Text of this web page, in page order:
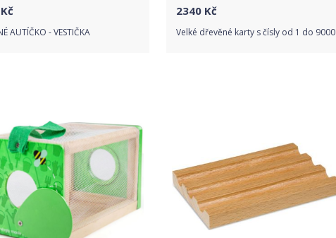
AUTÍČKO - VESTIČKA
2340 Kč
Velké dřevěné karty s čísly od 1 do 9000